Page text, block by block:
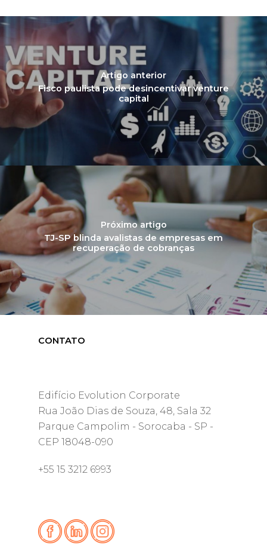
Artigo anterior
Fisco paulista pode desincentivar venture
capital
Próximo artigo
TJ-SP blinda avalistas de empresas em
recuperação de cobranças
CONTATO
Edifício Evolution Corporate
Rua João Dias de Souza, 48, Sala 32
Parque Campolim - Sorocaba - SP -
CEP 18048-090
+55 15 3212 6993